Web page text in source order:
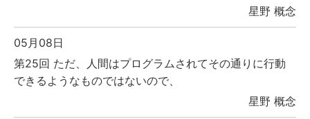
星野 概念
05月08日
第25回 ただ、人間はプログラムされてその通りに行動
できるようなものではないので、
星野 概念